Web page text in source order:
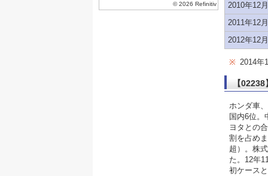
2010年12月
2011年12月
2012年12月
※ 2014
【
ホンダ車
国内6位。
ヨタとの
割を占め
超）。株
た。12年
初ケース